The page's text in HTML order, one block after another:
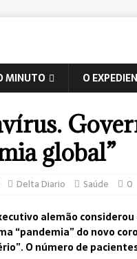
MINUTO O
global”
Delta Diario Saúde 0
alemão
“pandemia” do novo
O número de